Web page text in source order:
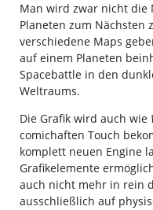
Man wird zwar nicht die
Planeten zum Nächsten
verschiedene Maps
auf einem Planeten
Spacebattle in den
Weltraums.
Die Grafik wird auch wie
comichaften Touch
komplett neuen Engine
Grafikelemente
auch nicht mehr in rein
ausschließlich auf